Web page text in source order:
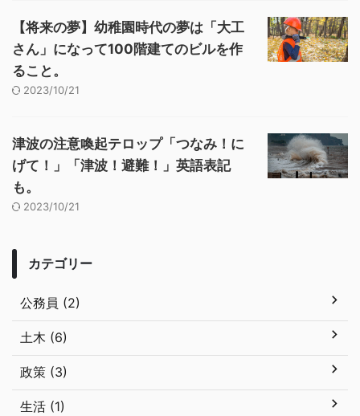
【将来の夢】幼稚園時代の夢は「大工
さん」になって100階建てのビルを作
ること。
2023/10/21
津波の注意喚起テロップ「つなみ！に
げて！」「津波！避難！」英語表記
も。
2023/10/21
カテゴリー
公務員 (2)
土木 (6)
政策 (3)
生活 (1)